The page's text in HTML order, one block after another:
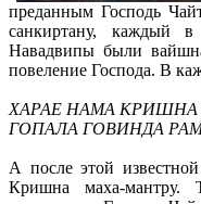
преданным Господь
санкиртану, каждый
Навадвипы были
повеление Господа. В
ХАРАЕ НАМА КРИШНА
ГОПАЛА ГОВИНДА
А после этой
Кришна маха-мантру.